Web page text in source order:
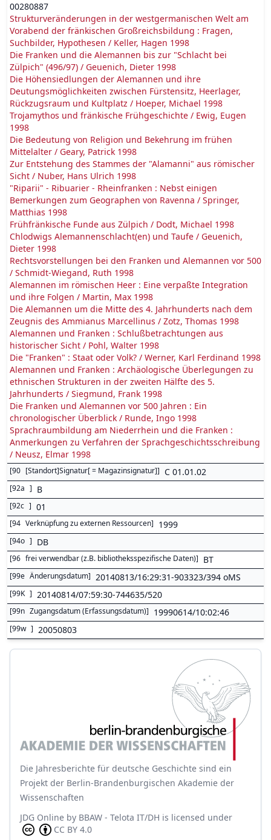
00280887
Strukturveränderungen in der westgermanischen Welt am
Vorabend der fränkischen Großreichsbildung : Fragen,
Suchbilder, Hypothesen / Keller, Hagen 1998
Die Franken und die Alemannen bis zur "Schlacht bei
Zülpich" (496/97) / Geuenich, Dieter 1998
Die Höhensiedlungen der Alemannen und ihre
Deutungsmöglichkeiten zwischen Fürstensitz, Heerlager,
Rückzugsraum und Kultplatz / Hoeper, Michael 1998
Trojamythos und fränkische Frühgeschichte / Ewig, Eugen
1998
Die Bedeutung von Religion und Bekehrung im frühen
Mittelalter / Geary, Patrick 1998
Zur Entstehung des Stammes der "Alamanni" aus römischer
Sicht / Nuber, Hans Ulrich 1998
"Riparii" - Ribuarier - Rheinfranken : Nebst einigen
Bemerkungen zum Geographen von Ravenna / Springer,
Matthias 1998
Frühfränkische Funde aus Zülpich / Dodt, Michael 1998
Chlodwigs Alemannenschlacht(en) und Taufe / Geuenich,
Dieter 1998
Rechtsvorstellungen bei den Franken und Alemannen vor 500
/ Schmidt-Wiegand, Ruth 1998
Alemannen im römischen Heer : Eine verpaßte Integration
und ihre Folgen / Martin, Max 1998
Die Alemannen um die Mitte des 4. Jahrhunderts nach dem
Zeugnis des Ammianus Marcellinus / Zotz, Thomas 1998
Alemannen und Franken : Schlußbetrachtungen aus
historischer Sicht / Pohl, Walter 1998
Die "Franken" : Staat oder Volk? / Werner, Karl Ferdinand 1998
Alemannen und Franken : Archäologische Überlegungen zu
ethnischen Strukturen in der zweiten Hälfte des 5.
Jahrhunderts / Siegmund, Frank 1998
Die Franken und Alemannen vor 500 Jahren : Ein
chronologischer Überblick / Runde, Ingo 1998
Sprachraumbildung am Niederrhein und die Franken :
Anmerkungen zu Verfahren der Sprachgeschichtsschreibung
/ Neusz, Elmar 1998
[90 [Standort]Signatur[ = Magazinsignatur]] C 01.01.02
[92a ] B
[92c ] 01
[94 Verknüpfung zu externen Ressourcen] 1999
[94o ] DB
[96 frei verwendbar (z.B. bibliotheksspezifische Daten)] BT
[99e Änderungsdatum] 20140813/16:29:31-903323/394 oMS
[99K ] 20140814/07:59:30-744635/520
[99n Zugangsdatum (Erfassungsdatum)] 19990614/10:02:46
[99w ] 20050803
Die Jahresberichte für deutsche Geschichte sind ein
Projekt der Berlin-Brandenburgischen Akademie der
Wissenschaften
JDG Online by BBAW - Telota IT/DH is licensed under
CC BY 4.0